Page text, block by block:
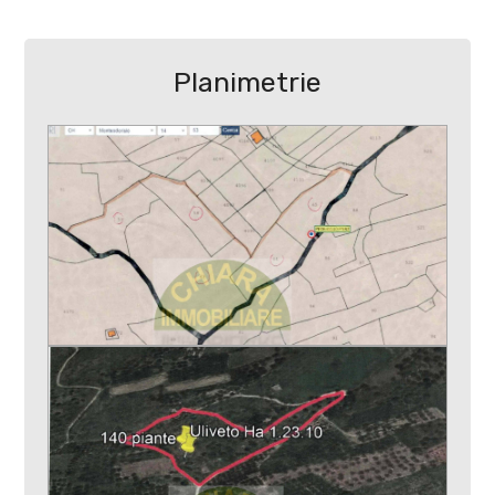
Planimetrie
5+
Camere
minime
2
3